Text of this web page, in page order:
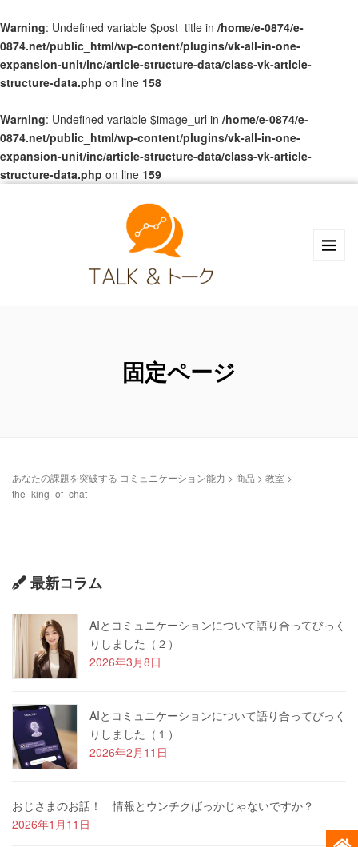
Warning: Undefined variable $post_title in /home/e-0874/e-
0874.net/public_html/wp-content/plugins/vk-all-in-one-
expansion-unit/inc/article-structure-data/class-vk-article-
structure-data.php on line 158
Warning: Undefined variable $image_url in /home/e-0874/e-
0874.net/public_html/wp-content/plugins/vk-all-in-one-
expansion-unit/inc/article-structure-data/class-vk-article-
structure-data.php on line 159
固定ページ
あなたの課題を突破する コミュニケーション能力 > 商品 > 教室 >
the_king_of_chat
最新コラム
AIとコミュニケーションについて語り合ってびっく
りしました（２）
2026年3月8日
AIとコミュニケーションについて語り合ってびっく
りしました（１）
2026年2月11日
おじさまのお話！ 情報とウンチクばっかじゃないですか？
2026年1月11日